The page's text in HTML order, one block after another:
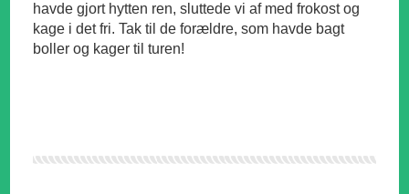
havde gjort hytten ren, sluttede vi af med frokost og
kage i det fri. Tak til de forældre, som havde bagt
boller og kager til turen!